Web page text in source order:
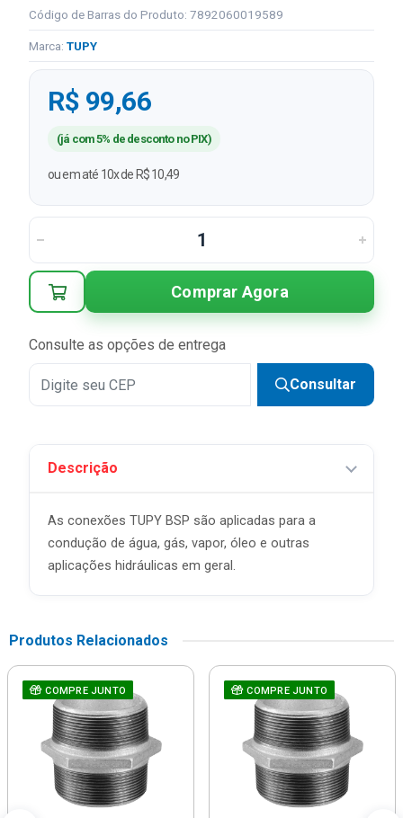
Código de Barras do Produto: 7892060019589
Marca: TUPY
R$ 99,66
(já com 5% de desconto no PIX)
ou em até 10x de R$ 10,49
Comprar Agora
Consulte as opções de entrega
Consultar
Descrição
As conexões TUPY BSP são aplicadas para a
condução de água, gás, vapor, óleo e outras
aplicações hidráulicas em geral.
Produtos Relacionados
COMPRE JUNTO COMPRE JUNTO